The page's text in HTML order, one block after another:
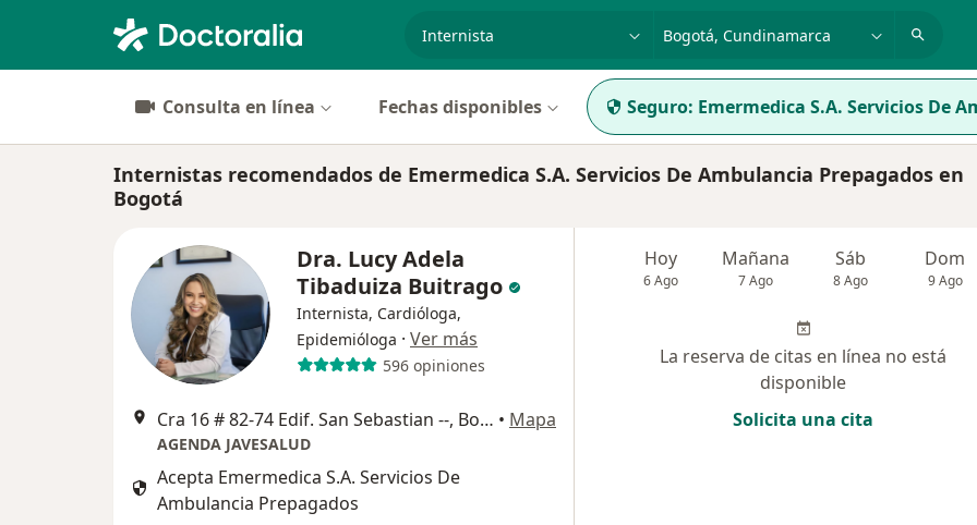
especialidad, enfermedad o nombre
p. ej. Bogotá
Consulta en línea Fechas disponibles Seguro: Emermedica S.A. Servicios De
Internistas recomendados de Emermedica S.A. Servicios De Ambulancia Prepagados en
Bogotá
Dra. Lucy Adela
Tibaduiza Buitrago
Internista, Cardióloga,
Epidemióloga · Ver más
596 opiniones
Cra 16 # 82-74 Edif. San Sebastian --, Bogotá • Mapa
AGENDA JAVESALUD
Acepta Emermedica S.A. Servicios De
Ambulancia Prepagados
Hoy
6 Ago
Mañana
7 Ago
Sáb
8 Ago
Dom
9 Ago
La reserva de citas en línea no está
disponible
Solicita una cita